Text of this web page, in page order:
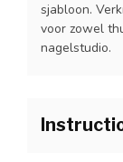
sjabloon.
voor zowel
nagelstudio.